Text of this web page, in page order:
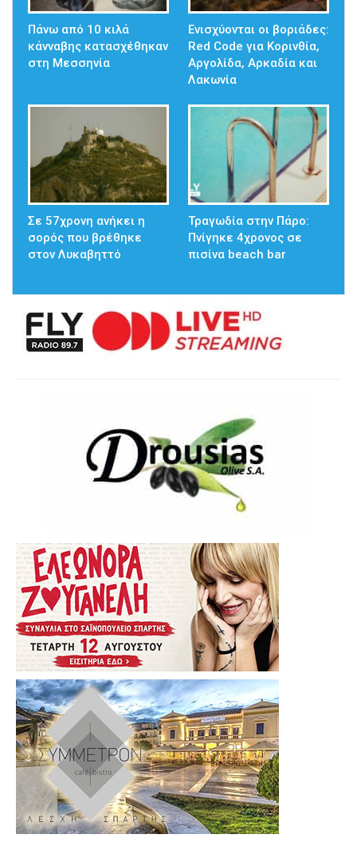
Πάνω από 10 κιλά
κάνναβης κατασχέθηκαν
στη Μεσσηνία
Ενισχύονται οι βοριάδες:
Red Code για Κορινθία,
Αργολίδα, Αρκαδία και
Λακωνία
Σε 57χρονη ανήκει η
σορός που βρέθηκε
στον Λυκαβηττό
Τραγωδία στην Πάρο:
Πνίγηκε 4χρονος σε
πισίνα beach bar